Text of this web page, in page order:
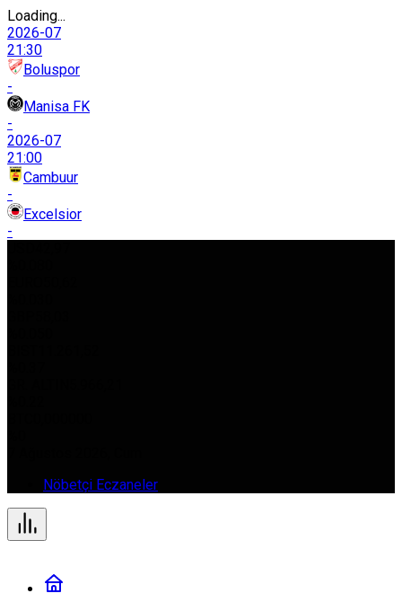
Loading...
2026-07
21:30
Boluspor
-
Manisa FK
-
2026-07
21:00
Cambuur
-
Excelsior
-
Nöbetçi Eczaneler